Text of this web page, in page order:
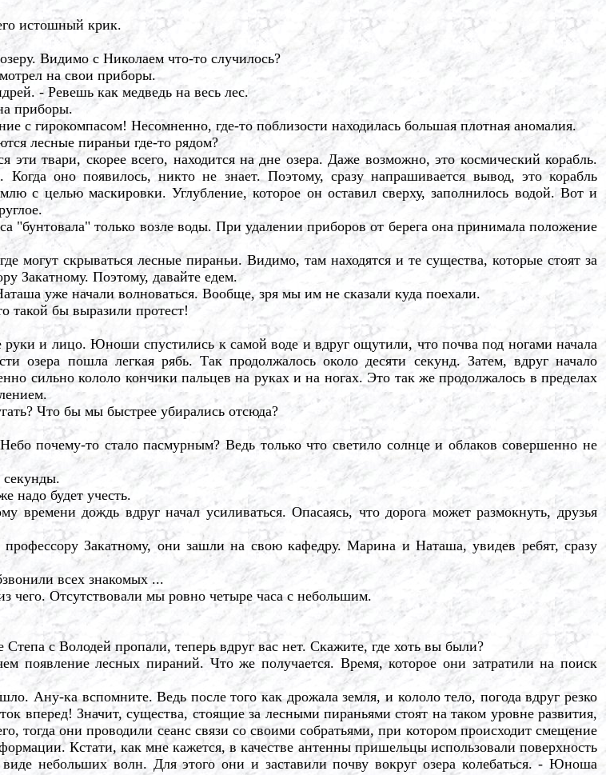
истошный крик.
Видимо с Николаем что-то случилось?
на свои приборы.
- Ревешь как медведь на весь лес.
приборы.
гирокомпасом! Несомненно, где-то поблизости находилась большая плотная аномалия.
лесные пираньи где-то рядом?
твари, скорее всего, находится на дне озера. Даже возможно, это космический корабль.
оно появилось, никто не знает. Поэтому, сразу напрашивается вывод, это корабль
с целью маскировки. Углубление, которое он оставил сверху, заполнилось водой. Вот и
"бунтовала" только возле воды. При удалении приборов от берега она принимала положение
скрываться лесные пираньи. Видимо, там находятся и те существа, которые стоят за
Закатному. Поэтому, давайте едем.
уже начали волноваться. Вообще, зря мы им не сказали куда поехали.
такой бы выразили протест!
и лицо. Юноши спустились к самой воде и вдруг ощутили, что почва под ногами начала
озера пошла легкая рябь. Так продолжалось около десяти секунд. Затем, вдруг начало
сильно кололо кончики пальцев на руках и на ногах. Это так же продолжалось в пределах
Что бы мы быстрее убирались отсюда?
почему-то стало пасмурным? Ведь только что светило солнце и облаков совершенно не
надо будет учесть.
дождь вдруг начал усиливаться. Опасаясь, что дорога может размокнуть, друзья
Закатному, они зашли на свою кафедру. Марина и Наташа, увидев ребят, сразу
всех знакомых ...
Отсутствовали мы ровно четыре часа с небольшим.
с Володей пропали, теперь вдруг вас нет. Скажите, где хоть вы были?
лесных пираний. Что же получается. Время, которое они затратили на поиск
Ану-ка вспомните. Ведь после того как дрожала земля, и кололо тело, погода вдруг резко
вперед! Значит, существа, стоящие за лесными пираньями стоят на таком уровне развития,
тогда они проводили сеанс связи со своими собратьями, при котором происходит смещение
Кстати, как мне кажется, в качестве антенны пришельцы использовали поверхность
небольших волн. Для этого они и заставили почву вокруг озера колебаться. - Юноша